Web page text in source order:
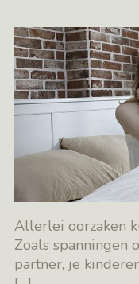
Allerlei oorzaken
Zoals spanningen
partner, je